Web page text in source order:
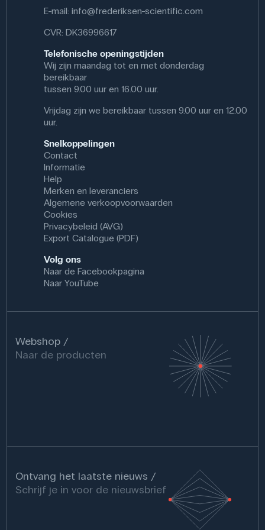
E-mail:info@frederiksen-scientific.com
CVR: DK36996617
Telefonische openingstijden
Wij zijn maandag tot en met donderdag
bereikbaar
tussen 9.00 uur en 16.00 uur.
Vrijdag zijn we bereikbaar tussen 9.00 uur en 12.00
uur.
Snelkoppelingen
Contact
Informatie
Help
Merken en leveranciers
Algemene verkoopvoorwaarden
Cookies
Privacybeleid (AVG)
Export Catalogue (PDF)
Volg ons
Naar de Facebookpagina
Naar YouTube
Webshop
Naar de producten
Ontvang het laatste nieuws
Schrijf je in voor de nieuwsbrief